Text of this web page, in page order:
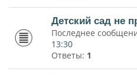
Детский сад не
Последнее
13:30
Ответы: 1